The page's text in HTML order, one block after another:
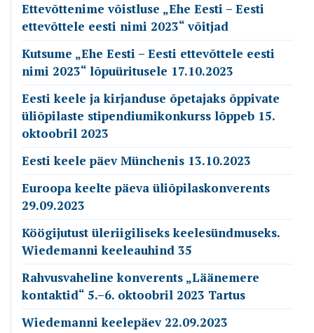
Ettevõttenime võistluse „Ehe Eesti – Eesti
ettevõttele eesti nimi 2023“ võitjad
Kutsume „Ehe Eesti – Eesti ettevõttele eesti
nimi 2023“ lõpuüritusele 17.10.2023
Eesti keele ja kirjanduse õpetajaks õppivate
üliõpilaste stipendiumikonkurss lõppeb 15.
oktoobril 2023
Eesti keele päev Münchenis 13.10.2023
Euroopa keelte päeva üliõpilaskonverents
29.09.2023
Köögijutust üleriigiliseks keelesündmuseks.
Wiedemanni keeleauhind 35
Rahvusvaheline konverents „Läänemere
kontaktid“ 5.–6. oktoobril 2023 Tartus
Wiedemanni keelepäev 22.09.2023